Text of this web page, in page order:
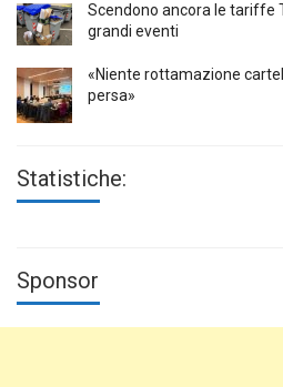
Scendono ancora le tariffe
grandi eventi
«Niente rottamazione
persa»
Statistiche:
Sponsor